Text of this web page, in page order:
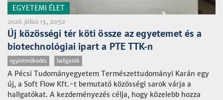
EGYETEMI ÉLET
2026. július 13., 20:52
Új közösségi tér köti össze az egyetemet és a
biotechnológiai ipart a PTE TTK-n
együttműködés hallgatók
A Pécsi Tudományegyetem Természettudományi Karán egy
új, a Soft Flow Kft.-t bemutató közösségi sarok várja a
hallgatókat. A kezdeményezés célja, hogy közelebb hozza